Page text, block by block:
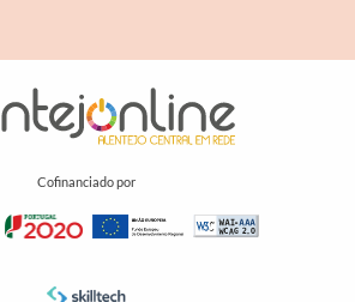
Cofinanciado por